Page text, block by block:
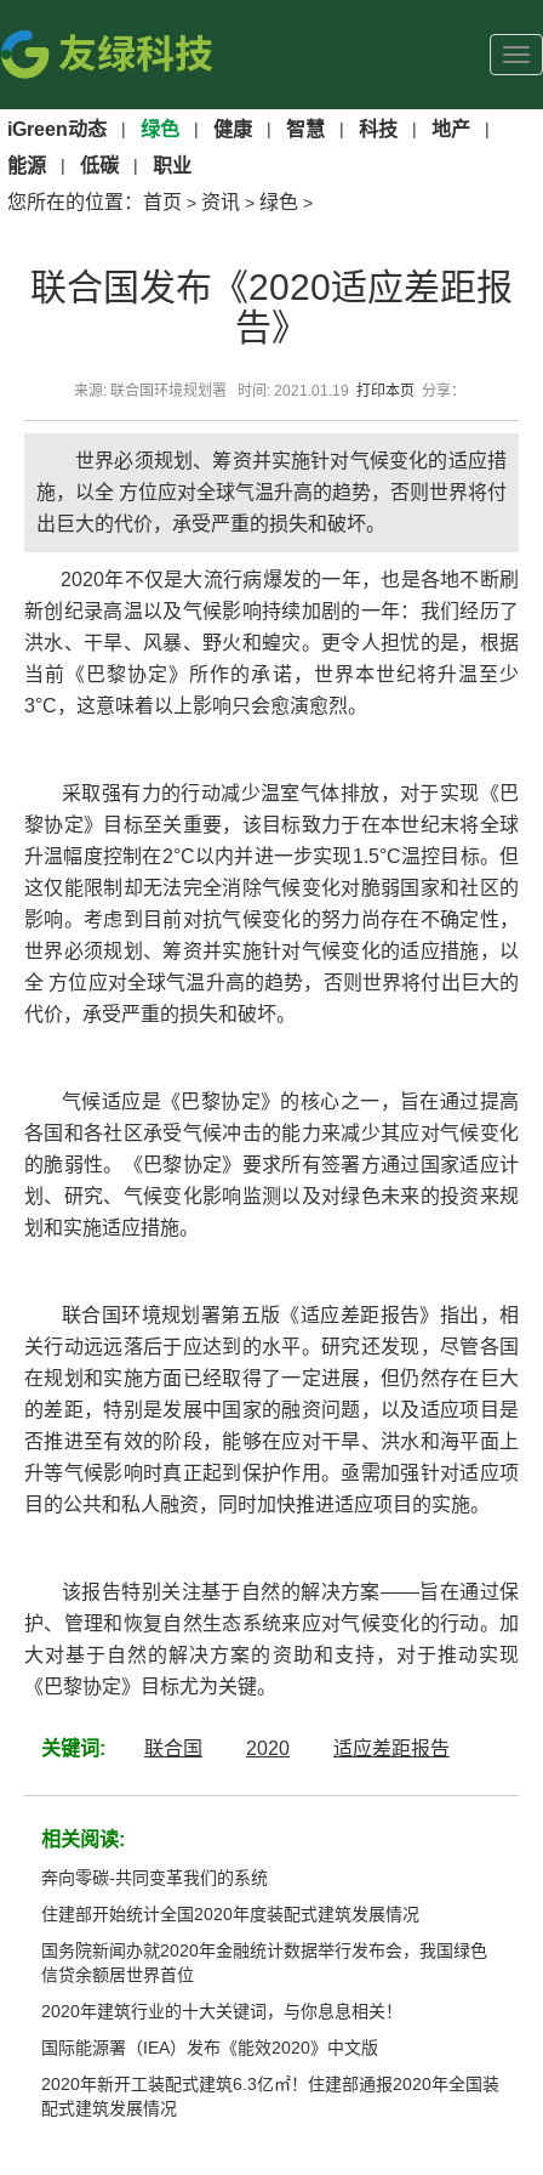
iGreen动态 | 绿色 | 健康 | 智慧 | 科技 | 地产 |
能源 | 低碳 |
职业
您所在的位置： 首页 > 资讯 > 绿色 >
联合国发布《2020适应差距报
告》
来源: 联合国环境规划署 时间: 2021.01.19 打印本页分享：
世界必须规划、筹资并实施针对气候变化的适应措
施，以全 方位应对全球气温升高的趋势，否则世界将付
出巨大的代价，承受严重的损失和破坏。
2020年不仅是大流行病爆发的一年，也是各地不断刷
新创纪录高温以及气候影响持续加剧的一年：我们经历了
洪水、干旱、风暴、野火和蝗灾。更令人担忧的是，根据
当前《巴黎协定》所作的承诺，世界本世纪将升温至少
3°C，这意味着以上影响只会愈演愈烈。
采取强有力的行动减少温室气体排放，对于实现《巴
黎协定》目标至关重要，该目标致力于在本世纪末将全球
升温幅度控制在2°C以内并进一步实现1.5°C温控目标。但
这仅能限制却无法完全消除气候变化对脆弱国家和社区的
影响。考虑到目前对抗气候变化的努力尚存在不确定性，
世界必须规划、筹资并实施针对气候变化的适应措施，以
全 方位应对全球气温升高的趋势，否则世界将付出巨大的
代价，承受严重的损失和破坏。
气候适应是《巴黎协定》的核心之一，旨在通过提高
各国和各社区承受气候冲击的能力来减少其应对气候变化
的脆弱性。《巴黎协定》要求所有签署方通过国家适应计
划、研究、气候变化影响监测以及对绿色未来的投资来规
划和实施适应措施。
联合国环境规划署第五版《适应差距报告》指出，相
关行动远远落后于应达到的水平。研究还发现，尽管各国
在规划和实施方面已经取得了一定进展，但仍然存在巨大
的差距，特别是发展中国家的融资问题，以及适应项目是
否推进至有效的阶段，能够在应对干旱、洪水和海平面上
升等气候影响时真正起到保护作用。亟需加强针对适应项
目的公共和私人融资，同时加快推进适应项目的实施。
该报告特别关注基于自然的解决方案——旨在通过保
护、管理和恢复自然生态系统来应对气候变化的行动。加
大对基于自然的解决方案的资助和支持，对于推动实现
《巴黎协定》目标尤为关键。
关键词: 联合国 2020 适应差距报告
相关阅读:
奔向零碳-共同变革我们的系统
住建部开始统计全国2020年度装配式建筑发展情况
国务院新闻办就2020年金融统计数据举行发布会，我国绿色
信贷余额居世界首位
2020年建筑行业的十大关键词，与你息息相关！
国际能源署（IEA）发布《能效2020》中文版
2020年新开工装配式建筑6.3亿㎡！住建部通报2020年全国装
配式建筑发展情况